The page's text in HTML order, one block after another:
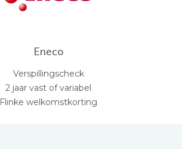
Eneco
Verspillingscheck
2 jaar vast of variabel
Flinke welkomstkorting